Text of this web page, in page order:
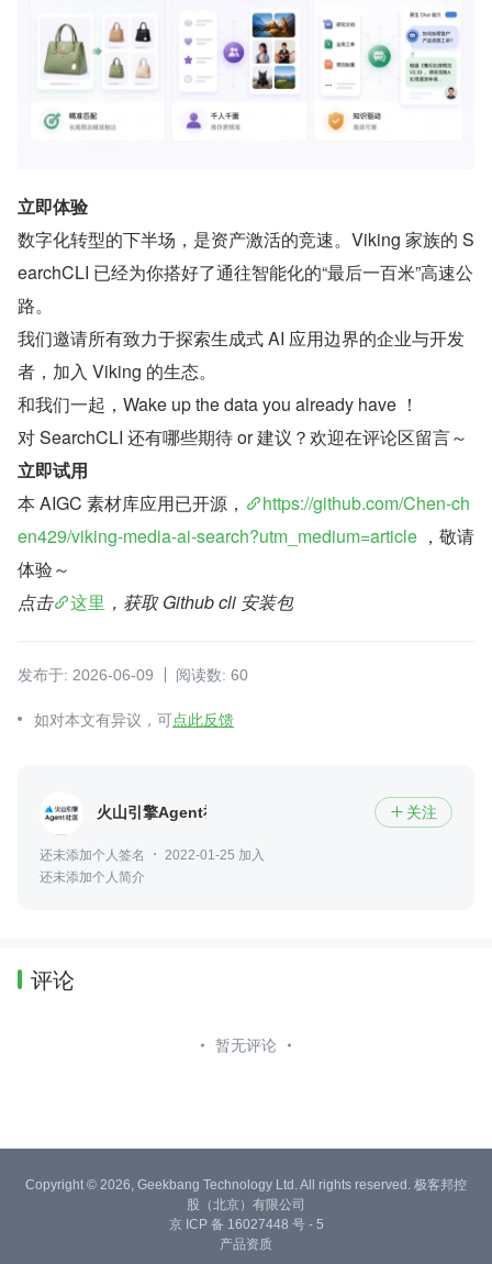
立即体验
数字化转型的下半场，是资产激活的竞速。Viking 家族的 S
earchCLI 已经为你搭好了通往智能化的“最后一百米”高速公
路。
我们邀请所有致力于探索生成式 AI 应用边界的企业与开发
者，加入 Viking 的生态。
和我们一起，Wake up the data you already have ！
对 SearchCLI 还有哪些期待 or 建议？欢迎在评论区留言～
立即试用
本 AIGC 素材库应用已开源，
https://github.com/Chen-ch
en429/viking-media-ai-search?utm_medium=article ，敬请
体验～
点击
这里 ，获取 Github cli 安装包
发布于: 2026-06-09 阅读数: 60
如对本文有异议，可点此反馈
火山引擎Agent社区  关注
还未添加个人签名
2022-01-25 加入
还未添加个人简介
评论
暂无评论
Copyright © 2026, Geekbang Technology Ltd. All rights reserved. 极客邦控
股（北京）有限公司
京 ICP 备 16027448 号 - 5
产品资质